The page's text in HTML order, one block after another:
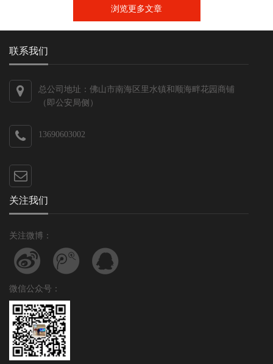
浏览更多文章
联系我们
总公司地址：佛山市南海区里水镇和顺海畔花园商铺
（即公安局侧）
13690603002
关注我们
关注微博：
微信公众号：